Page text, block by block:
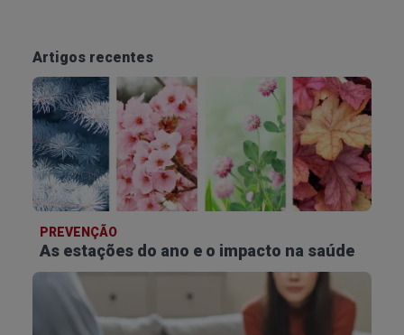
Artigos recentes
PREVENÇÃO
As estações do ano e o impacto na saúde